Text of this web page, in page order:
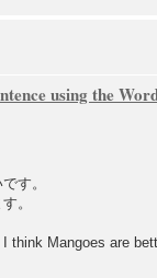
using the
す。
。
think Mangoes are